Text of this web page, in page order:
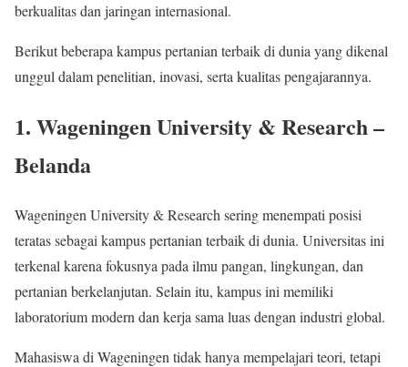
berkualitas dan jaringan internasional.
Berikut beberapa kampus pertanian terbaik di dunia yang dikenal
unggul dalam penelitian, inovasi, serta kualitas pengajarannya.
1. Wageningen University & Research –
Belanda
Wageningen University & Research sering menempati posisi
teratas sebagai kampus pertanian terbaik di dunia. Universitas ini
terkenal karena fokusnya pada ilmu pangan, lingkungan, dan
pertanian berkelanjutan. Selain itu, kampus ini memiliki
laboratorium modern dan kerja sama luas dengan industri global.
Mahasiswa di Wageningen tidak hanya mempelajari teori, tetapi